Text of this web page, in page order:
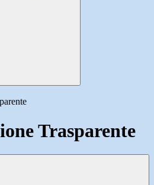
Trasparente